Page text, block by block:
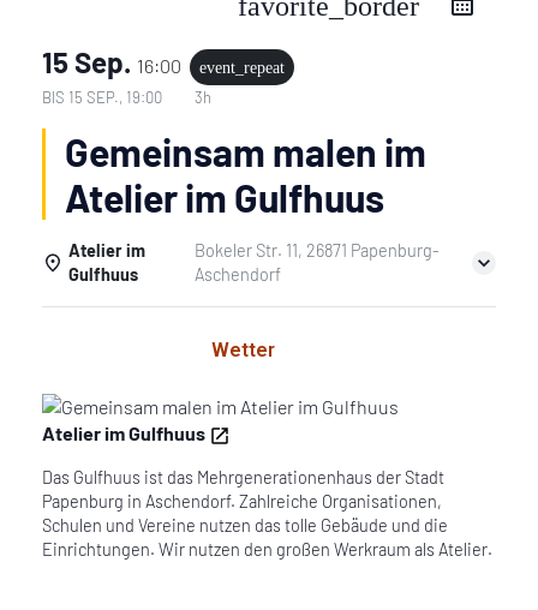
15 Sep. 16:00
event_repeat
BIS 15 SEP., 19:00 3h
Gemeinsam malen im
Atelier im Gulfhuus
Atelier im
Gulfhuus
Bokeler Str. 11, 26871 Papenburg-
Aschendorf
Wetter
Atelier im Gulfhuus
Das Gulfhuus ist das Mehrgenerationenhaus der Stadt
Papenburg in Aschendorf. Zahlreiche Organisationen,
Schulen und Vereine nutzen das tolle Gebäude und die
Einrichtungen. Wir nutzen den großen Werkraum als Atelier.